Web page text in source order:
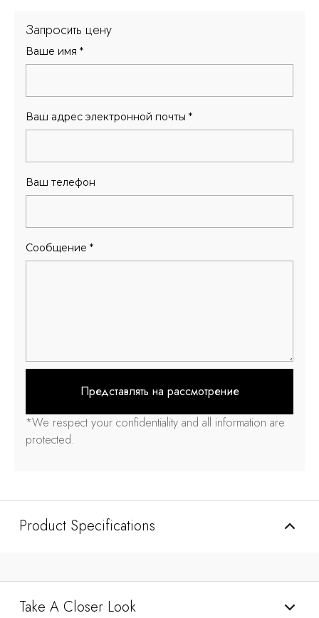
Запросить цену
Ваше имя *
Ваш адрес электронной почты *
Ваш телефон
Сообщение *
Представлять на рассмотрение
*We respect your confidentiality and all information are
protected.
Product Specifications
Take A Closer Look